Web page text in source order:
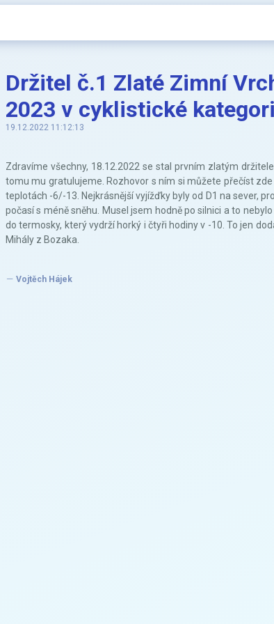
Držitel č.1 Zlaté Zimní
2023 v cyklistické
19.12.2022 11:12:13
Zdravíme všechny, 18.12.2022 se stal prvním zlatým
tomu mu gratulujeme. Rozhovor s ním si můžete přečíst
teplotách -6/-13. Nejkrásnější vyjížďky byly od D1 na sever,
počasí s méně sněhu. Musel jsem hodně po silnici a to
do termosky, který vydrží horký i čtyři hodiny v -10. To jen
Mihály z Bozaka.
Vojtěch Hájek